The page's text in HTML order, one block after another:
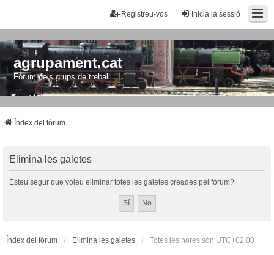
Inicia la sessió
Registreu-vos
agrupament.cat
Fòrum dels grups de treball
Índex del fòrum
Elimina les galetes
Esteu segur que voleu eliminar totes les galetes creades pel fòrum?
Índex del fòrum Elimina les galetes Totes les hores són UTC+02:00